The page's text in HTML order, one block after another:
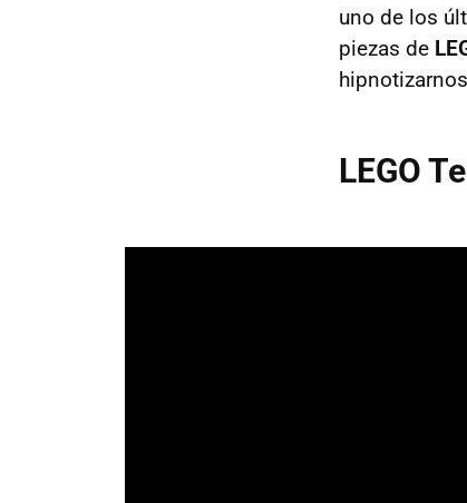
uno de los
piezas de
LEGO